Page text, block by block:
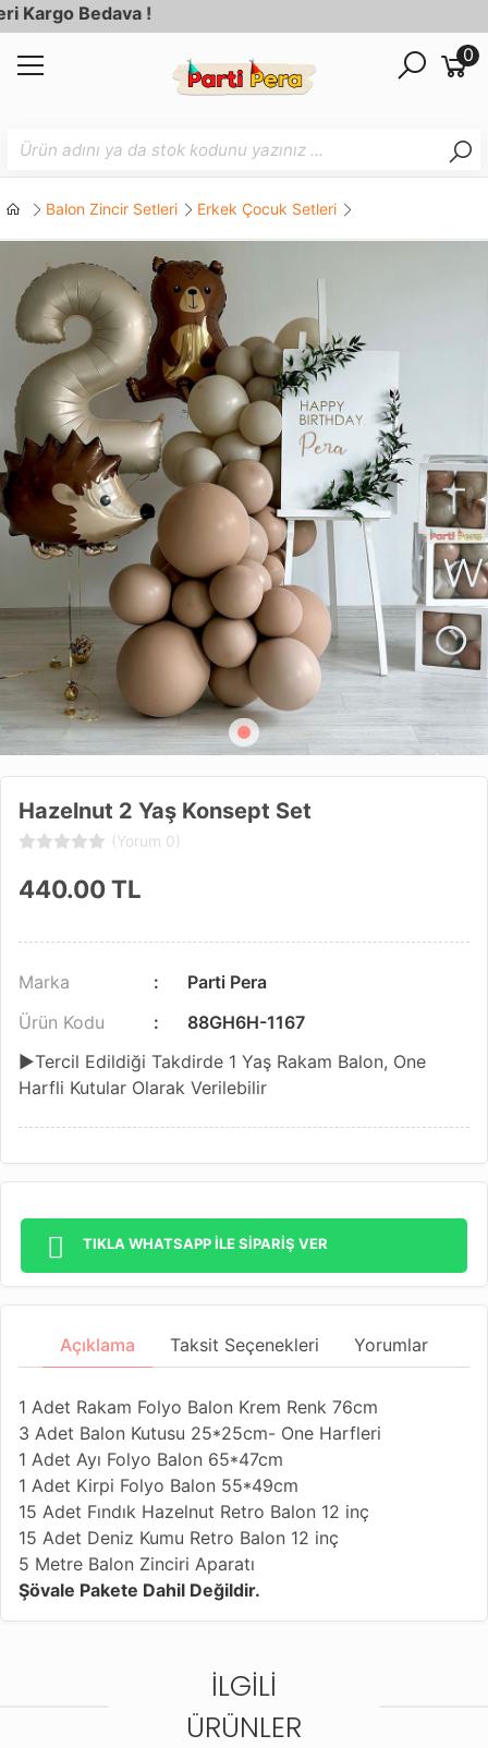
Bedava !
0
Balon Zincir Setleri Erkek Çocuk Setleri
Hazelnut 2 Yaş Konsept Set
(Yorum 0)
440.00TL
Marka
Parti Pera
Ürün Kodu
88GH6H-1167
▶Tercil Edildiği Takdirde 1 Yaş Rakam Balon, One
Harfli Kutular Olarak Verilebilir
TIKLA WHATSAPP İLE SİPARİŞ VER
Açıklama Taksit Seçenekleri Yorumlar
1 Adet Rakam Folyo Balon Krem Renk 76cm
3 Adet Balon Kutusu 25*25cm- One Harfleri
1 Adet Ayı Folyo Balon 65*47cm
1 Adet Kirpi Folyo Balon 55*49cm
15 Adet Fındık Hazelnut Retro Balon 12 inç
15 Adet Deniz Kumu Retro Balon 12 inç
5 Metre Balon Zinciri Aparatı
Şövale Pakete Dahil Değildir.
İLGILI
ÜRÜNLER